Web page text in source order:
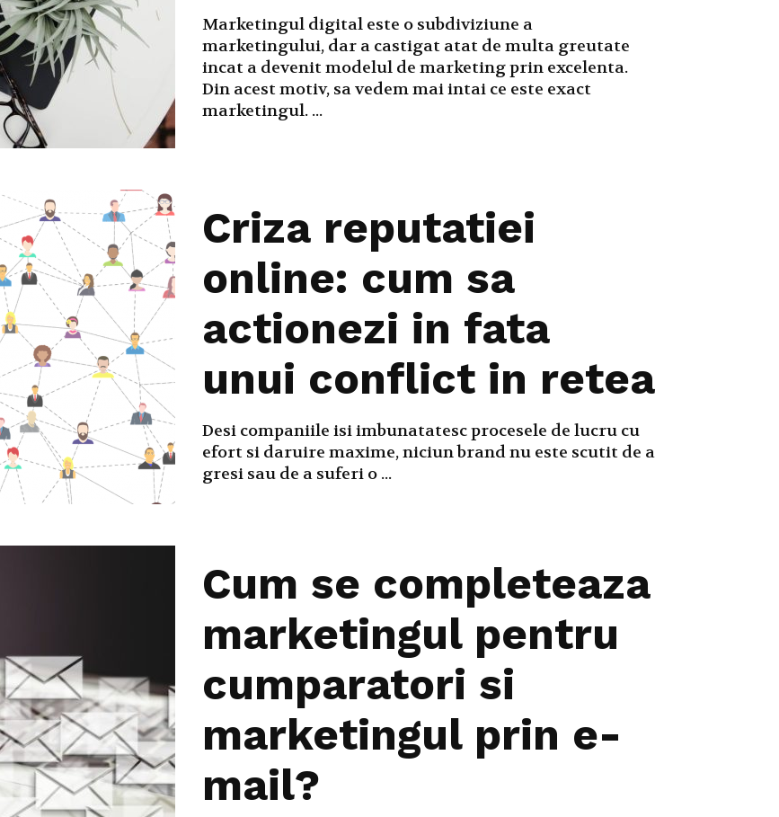
Marketingul digital este o subdiviziune a
marketingului, dar a castigat atat de multa greutate
incat a devenit modelul de marketing prin excelenta.
Din acest motiv, sa vedem mai intai ce este exact
marketingul. ...
Criza reputatiei
online: cum sa
actionezi in fata
unui conflict in retea
Desi companiile isi imbunatatesc procesele de lucru cu
efort si daruire maxime, niciun brand nu este scutit de a
gresi sau de a suferi o ...
Cum se completeaza
marketingul pentru
cumparatori si
marketingul prin e-
mail?